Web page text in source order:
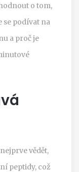
o tom,
se podívat na
a proč je
vědět,
peptidy, což